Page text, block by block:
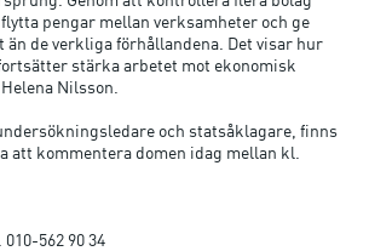
pengar mellan verksamheter och ge
än de verkliga förhållandena. Det visar hur
stärka arbetet mot ekonomisk
Nilsson.
och statsåklagare, finns
att kommentera domen idag mellan kl.
562 90 34